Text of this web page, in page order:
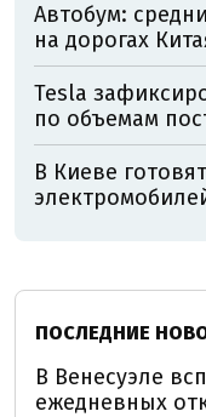
Автобум:
на дорогах
Tesla
по объемам
В Киеве
ПОСЛЕДНИЕ
В Венесуэле
ежедневных